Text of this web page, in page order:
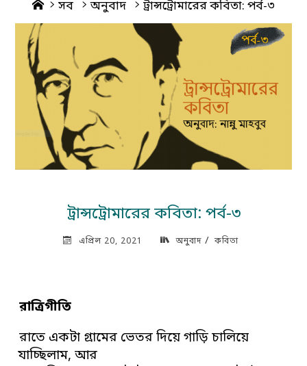
Home
সব অনুবাদ ট্রান্সট্রোমারের কবিতা: পর্ব-৩
ট্রান্সট্রোমারের কবিতা: পর্ব-৩
এপ্রিল 20, 2021 অনুবাদ/ কবিতা
রাত্রিগীতি
রাতে একটা গ্রামের ভেতর দিয়ে গাড়ি চালিয়ে
যাচ্ছিলাম, আর